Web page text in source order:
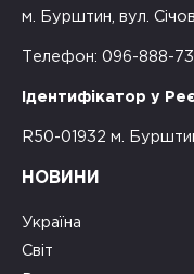
м. Бурштин, вул.
Телефон: 096-888-
Ідентифікатор у
R50-01932 м.
НОВИНИ
Україна
Світ